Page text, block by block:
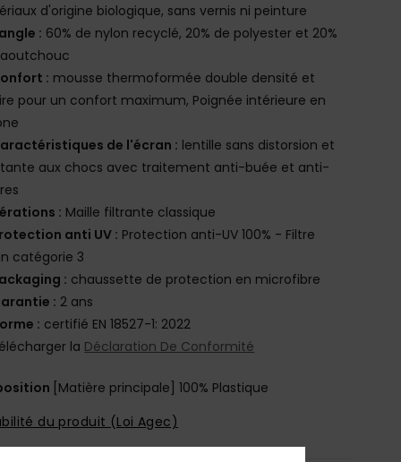
d'origine biologique, sans vernis ni peinture
: 60% de nylon recyclé, 20% de polyester et 20%
: mousse thermoformée double densité et
pour un confort maximum, Poignée intérieure en
de l'écran : lentille sans distorsion et
aux chocs avec traitement anti-buée et anti-
: Maille filtrante classique
anti UV : Protection anti-UV 100% - Filtre
catégorie 3
: chaussette de protection en microfibre
: 2 ans
: certifié EN 18527-1: 2022
la Déclaration De Conformité
[Matière principale] 100% Plastique
du produit (Loi Agec)